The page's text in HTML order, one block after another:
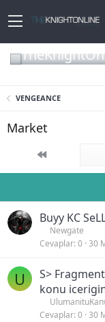
VENGEANCE
Market
First
Buyy KC
Newgate
Cevaplar 0 30
U
S>
konu
Cevaplar 0 30